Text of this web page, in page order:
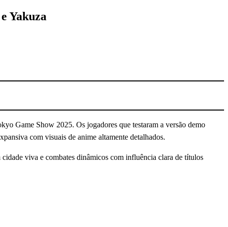
Yakuza
Game Show 2025. Os jogadores que testaram a versão demo
com visuais de anime altamente detalhados.
viva e combates dinâmicos com influência clara de títulos